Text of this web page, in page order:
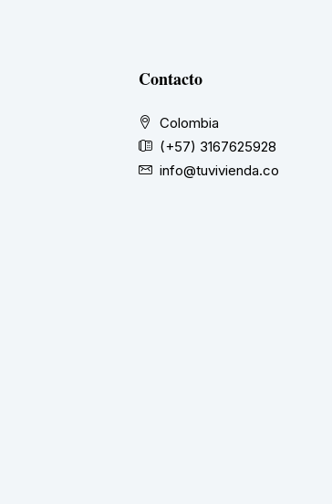
Contacto
Colombia
(+57) 3167625928
info@tuvivienda.co